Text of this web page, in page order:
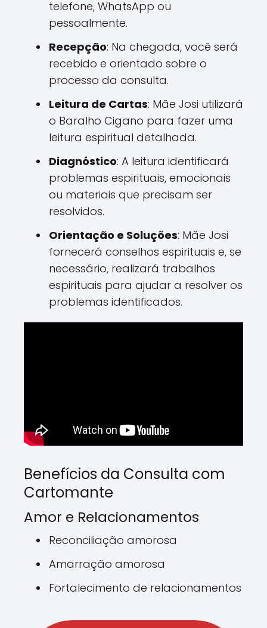
telefone, WhatsApp ou
pessoalmente.
Recepção: Na chegada, você será
recebido e orientado sobre o
processo da consulta.
Leitura de Cartas: Mãe Josi utilizará
o Baralho Cigano para fazer uma
leitura espiritual detalhada.
Diagnóstico: A leitura identificará
problemas espirituais, emocionais
ou materiais que precisam ser
resolvidos.
Orientação e Soluções: Mãe Josi
fornecerá conselhos espirituais e, se
necessário, realizará trabalhos
espirituais para ajudar a resolver os
problemas identificados.
Benefícios da Consulta com
Cartomante
Amor e Relacionamentos
Reconciliação amorosa
Amarração amorosa
Fortalecimento de relacionamentos